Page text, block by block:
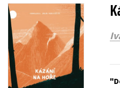
ASTERIX S DÁRKEM
🎁DÁRKOVÉ PUBLIKACE
✉️ DÁRKOVÉ POUKAZY
Auto - moto